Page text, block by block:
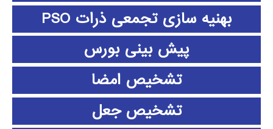
بهنیه سازی تجمعی ذرات PSO
پیش بینی بورس
تشخیص امضا
تشخیص جعل